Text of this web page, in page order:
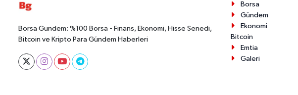
Borsa Gundem: %100 Borsa - Finans, Ekonomi, Hisse Senedi,
Bitcoin ve Kripto Para Gündem Haberleri
Borsa
Gündem
Ekonomi
Bitcoin
Emtia
Galeri